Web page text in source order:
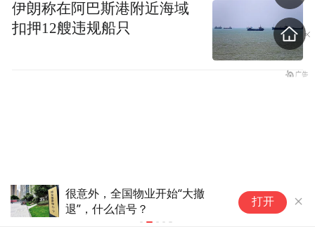
很意外，全国物业开始“大撤
退”，什么信号？
打开
伊朗称在阿巴斯港附近海域
扣押12艘违规船只